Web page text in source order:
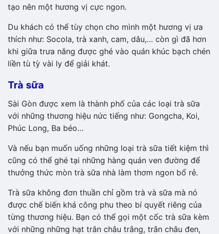
tạo nên một hương vị cực ngon.
Du khách có thể tùy chọn cho mình một hương vị ưa
thích như: Socola, trà xanh, cam, dâu,… còn gì đã hơn
khi giữa trưa nắng được ghé vào quán khúc bạch chén
liền tù tỳ vài ly để giải khát.
Trà sữa
Sài Gòn được xem là thành phố của các loại trà sữa
với những thương hiệu nức tiếng như: Gongcha, Koi,
Phúc Long, Ba béo…
Và nếu bạn muốn uống những loại trà sữa tiết kiệm thì
cũng có thể ghé tại những hàng quán ven đường để
thưởng thức mòn trà sữa nhà làm thơm ngon bổ rẻ.
Trà sữa không đơn thuần chỉ gồm trà và sữa mà nó
được chế biến khá công phu theo bí quyết riêng của
từng thương hiệu. Bạn có thể gọi một cốc trà sữa kèm
với những những hạt trân châu trắng, trân châu đen,